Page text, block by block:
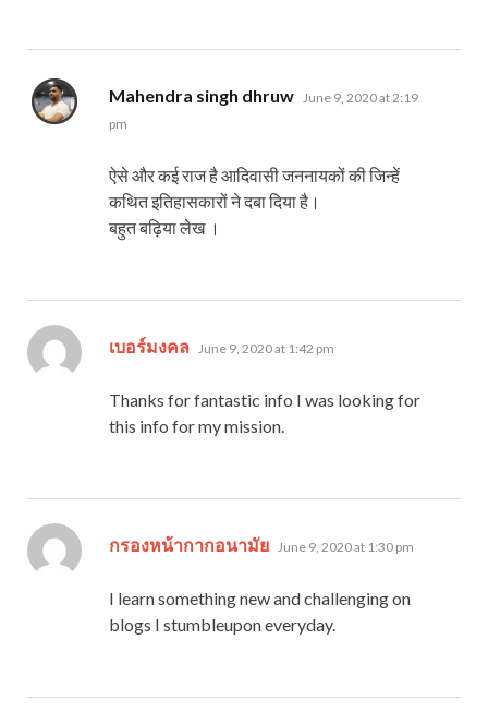
Mahendra singh dhruw says:
June 9, 2020 at 2:19
pm
ऐसे और कई राज है आदिवासी जननायकों की जिन्हें
कथित इतिहासकारों ने दबा दिया है।
बहुत बढ़िया लेख ।
เบอร์มงคล says:
June 9, 2020 at 1:42 pm
Thanks for fantastic info I was looking for
this info for my mission.
กรองหน้ากากอนามัย says:
June 9, 2020 at 1:30 pm
I learn something new and challenging on
blogs I stumbleupon everyday.